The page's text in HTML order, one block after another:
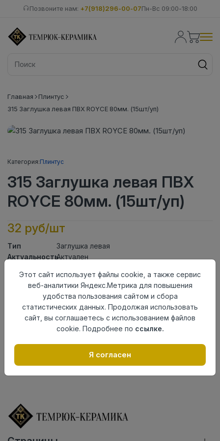
Позвоните нам: +7(918)296-00-07Пн-Вс 09:00-18:00
Главная
Плинтус
315 Заглушка левая ПВХ ROYCE 80мм. (15шт/уп)
Категория:Плинтус
315 Заглушка левая ПВХ
ROYCE 80мм. (15шт/уп)
32 руб/шт
Тип
Заглушка левая
АктуальностьАктуален
Осталось15 шт
Добавить в корзину
Внимание! Внешний вид товара может отличаться от
представленного на настоящем сайте. Проверяйте
Этот сайт использует файлы cookie, а также сервис
веб-аналитики Яндекс.Метрика для повышения
удобства пользования сайтом и сбора
статистических данных. Продолжая использовать
сайт, вы соглашаетесь с использованием файлов
cookie. Подробнее по ссылке.
Я согласен